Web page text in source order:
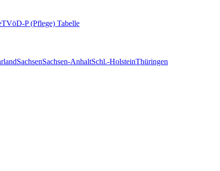
TVöD-P (Pflege) Tabelle
SachsenSachsen-AnhaltSchl.-HolsteinThüringen